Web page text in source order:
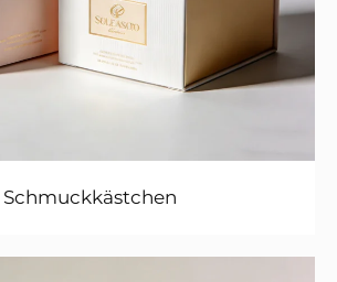
Schmuckkästchen